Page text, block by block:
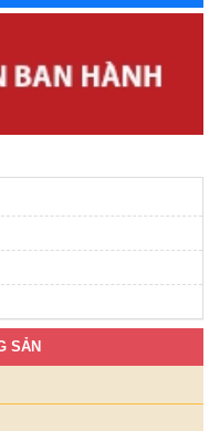
UBND xã trong tháng
SẢN